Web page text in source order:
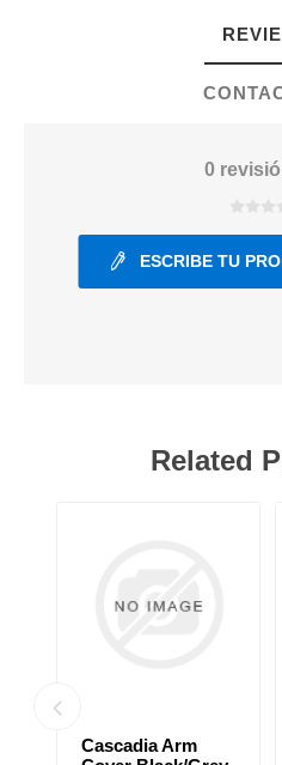
0
ESCRIBE TU
Related
Cascadia Arm